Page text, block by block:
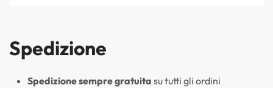
Spedizione
Spedizione sempre gratuita su tutti gli ordini